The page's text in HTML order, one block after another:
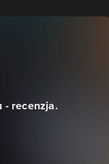
- recenzja.